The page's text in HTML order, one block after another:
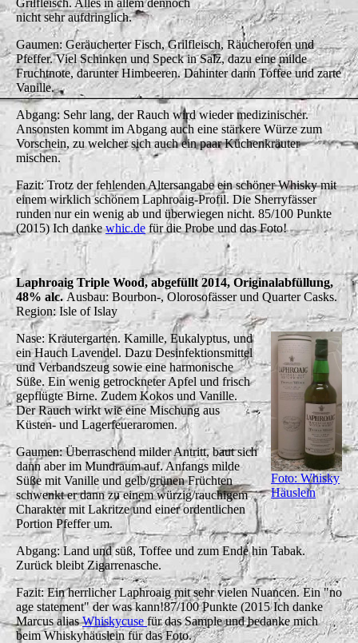
nicht sehr aufdringlich.
Gaumen: Geräucherter Fisch, Grilfleisch, Räucherofen und
Pfeffer. Viel Schinken und Speck in Salz, dazu eine milde
Fruchtnote, darunter Himbeeren. Dahinter dann Toffee und zarte
Vanille.
Abgang: Sehr lang, der Rauch wird wieder medizinischer.
Ansonsten kommt im Abgang auch eine stärkere Würze zum
Vorschein, zu welcher sich auch ein paar Küchenkräuter
mischen.
Fazit: Trotz der fehlenden Altersangabe ein schöner Whisky mit
einem wirklich schönem Laphroaig-Profil. Die Sherryfässer
runden nur ein wenig ab und überwiegen nicht. 85/100 Punkte
(2015) Ich dankewhic.de für die Probe und das Foto!
Laphroaig Triple Wood, abgefüllt 2014, Originalabfüllung,
48% alc. Ausbau: Bourbon-, Olorosofässer und Quarter Casks.
Region: Isle of Islay
Foto: Whisky
Häuslein
Nase: Kräutergarten. Kamille, Eukalyptus, und
ein Hauch Lavendel. Dazu Desinfektionsmittel
und Verbandszeug sowie eine harmonische
Süße. Ein wenig getrockneter Apfel und frisch
gepflügte Birne. Zudem Kokos und Vanille.
Der Rauch wirkt wie eine Mischung aus
Küsten- und Lagerfeueraromen.
Gaumen: Überraschend milder Antritt, baut sich
dann aber im Mundraum auf. Anfangs milde
Süße mit Vanille und gelb/grünen Früchten
schwenkt er dann zu einem würzig/rauchigem
Charakter mit Lakritze und einer ordentlichen
Portion Pfeffer um.
Abgang: Land und süß, Toffee und zum Ende hin Tabak.
Zurück bleibt Zigarrenasche.
Fazit: Ein herrlicher Laphroaig mit sehr vielen Nuancen. Ein "no
age statement" der was kann!87/100 Punkte (2015 Ich danke
Marcus aliasWhiskycuse für das Sample und bedanke mich
beim Whiskyhäuslein für das Foto.